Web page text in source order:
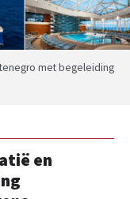
met begeleiding
en